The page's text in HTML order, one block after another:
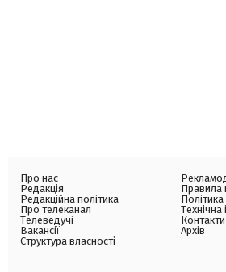
Про нас
Редакція
Редакційна політика
Про телеканал
Телеведучі
Вакансії
Структура власності
Правила
Політика
Технічна
Контакти
Архів